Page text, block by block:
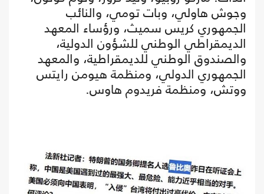
وجوش هاولي، وبات تومي، والنائب
الجمهوري كريس سميث، ورؤساء المعهد
الديمقراطي الوطني للشؤون الدولية،
والصندوق الوطني للديمقراطية، والمعهد
الجمهوري الدولي، ومنظمة هيومن رايتس
ووتش، ومنظمة فريدوم هاوس.